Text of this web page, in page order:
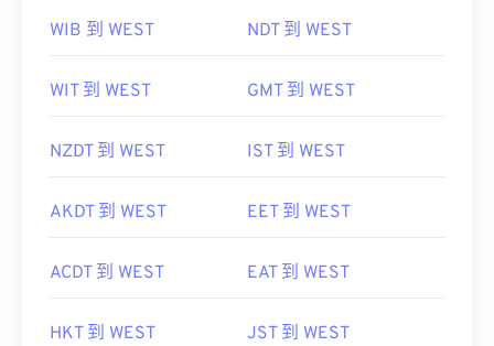
WIB 到 WEST NDT 到 WEST
WIT 到 WEST GMT 到 WEST
NZDT 到 WEST IST 到 WEST
AKDT 到 WEST EET 到 WEST
ACDT 到 WEST EAT 到 WEST
HKT 到 WEST JST 到 WEST